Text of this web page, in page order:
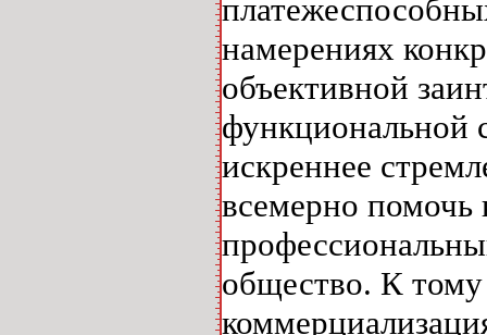
намерениях
объективной
функциональной
искреннее
всемерно помочь
общество. К